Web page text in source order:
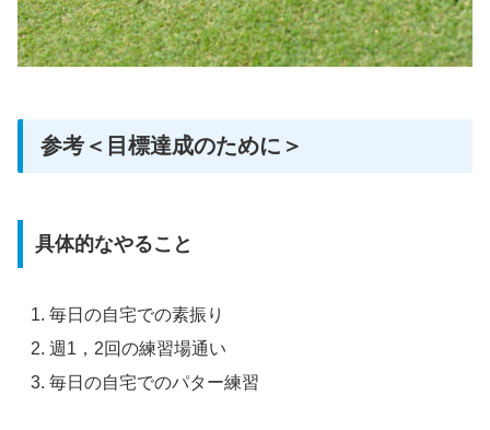
参考＜目標達成のために＞
具体的なやること
毎日の自宅での素振り
週1，2回の練習場通い
毎日の自宅でのパター練習